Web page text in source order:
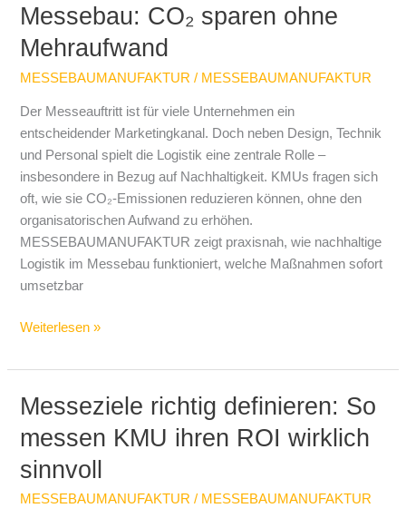
Messebau: CO₂ sparen ohne
Mehraufwand
MESSEBAUMANUFAKTUR / MESSEBAUMANUFAKTUR
Der Messeauftritt ist für viele Unternehmen ein
entscheidender Marketingkanal. Doch neben Design, Technik
und Personal spielt die Logistik eine zentrale Rolle –
insbesondere in Bezug auf Nachhaltigkeit. KMUs fragen sich
oft, wie sie CO₂-Emissionen reduzieren können, ohne den
organisatorischen Aufwand zu erhöhen.
MESSEBAUMANUFAKTUR zeigt praxisnah, wie nachhaltige
Logistik im Messebau funktioniert, welche Maßnahmen sofort
umsetzbar
im
Messebau:
sparen
ohne
Mehraufwand
Weiterlesen »
Messeziele richtig definieren: So
messen KMU ihren ROI wirklich
sinnvoll
MESSEBAUMANUFAKTUR / MESSEBAUMANUFAKTUR
Messeziele
definieren:
So